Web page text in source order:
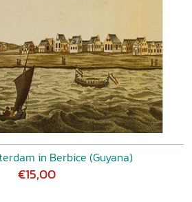
in Berbice (Guyana)
€15,00